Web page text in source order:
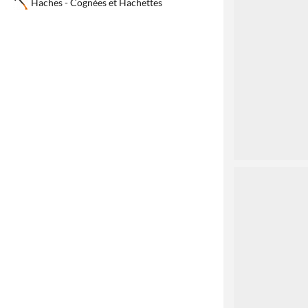
Haches - Cognées et Hachettes